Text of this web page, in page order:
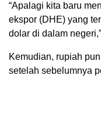
“Apalagi kita baru
ekspor (DHE) yang
dolar di dalam
Kemudian, rupiah
setelah sebelumnya